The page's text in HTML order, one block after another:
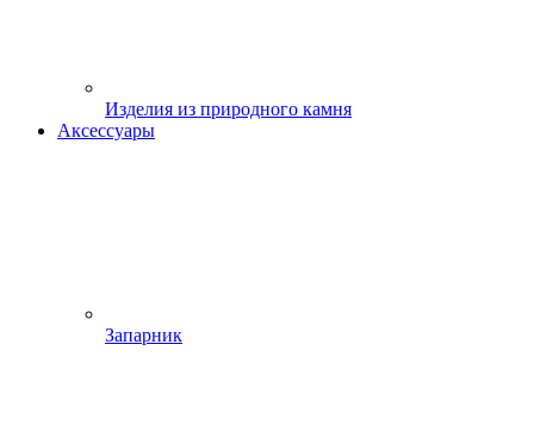
Изделия из природного камня
Аксессуары
Запарник